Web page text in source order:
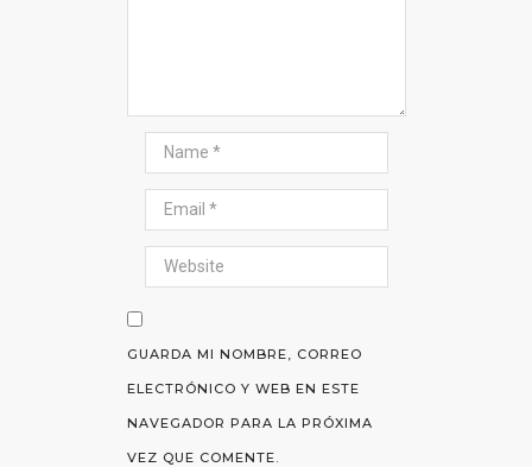
GUARDA MI NOMBRE, CORREO
ELECTRÓNICO Y WEB EN ESTE
NAVEGADOR PARA LA PRÓXIMA
VEZ QUE COMENTE.